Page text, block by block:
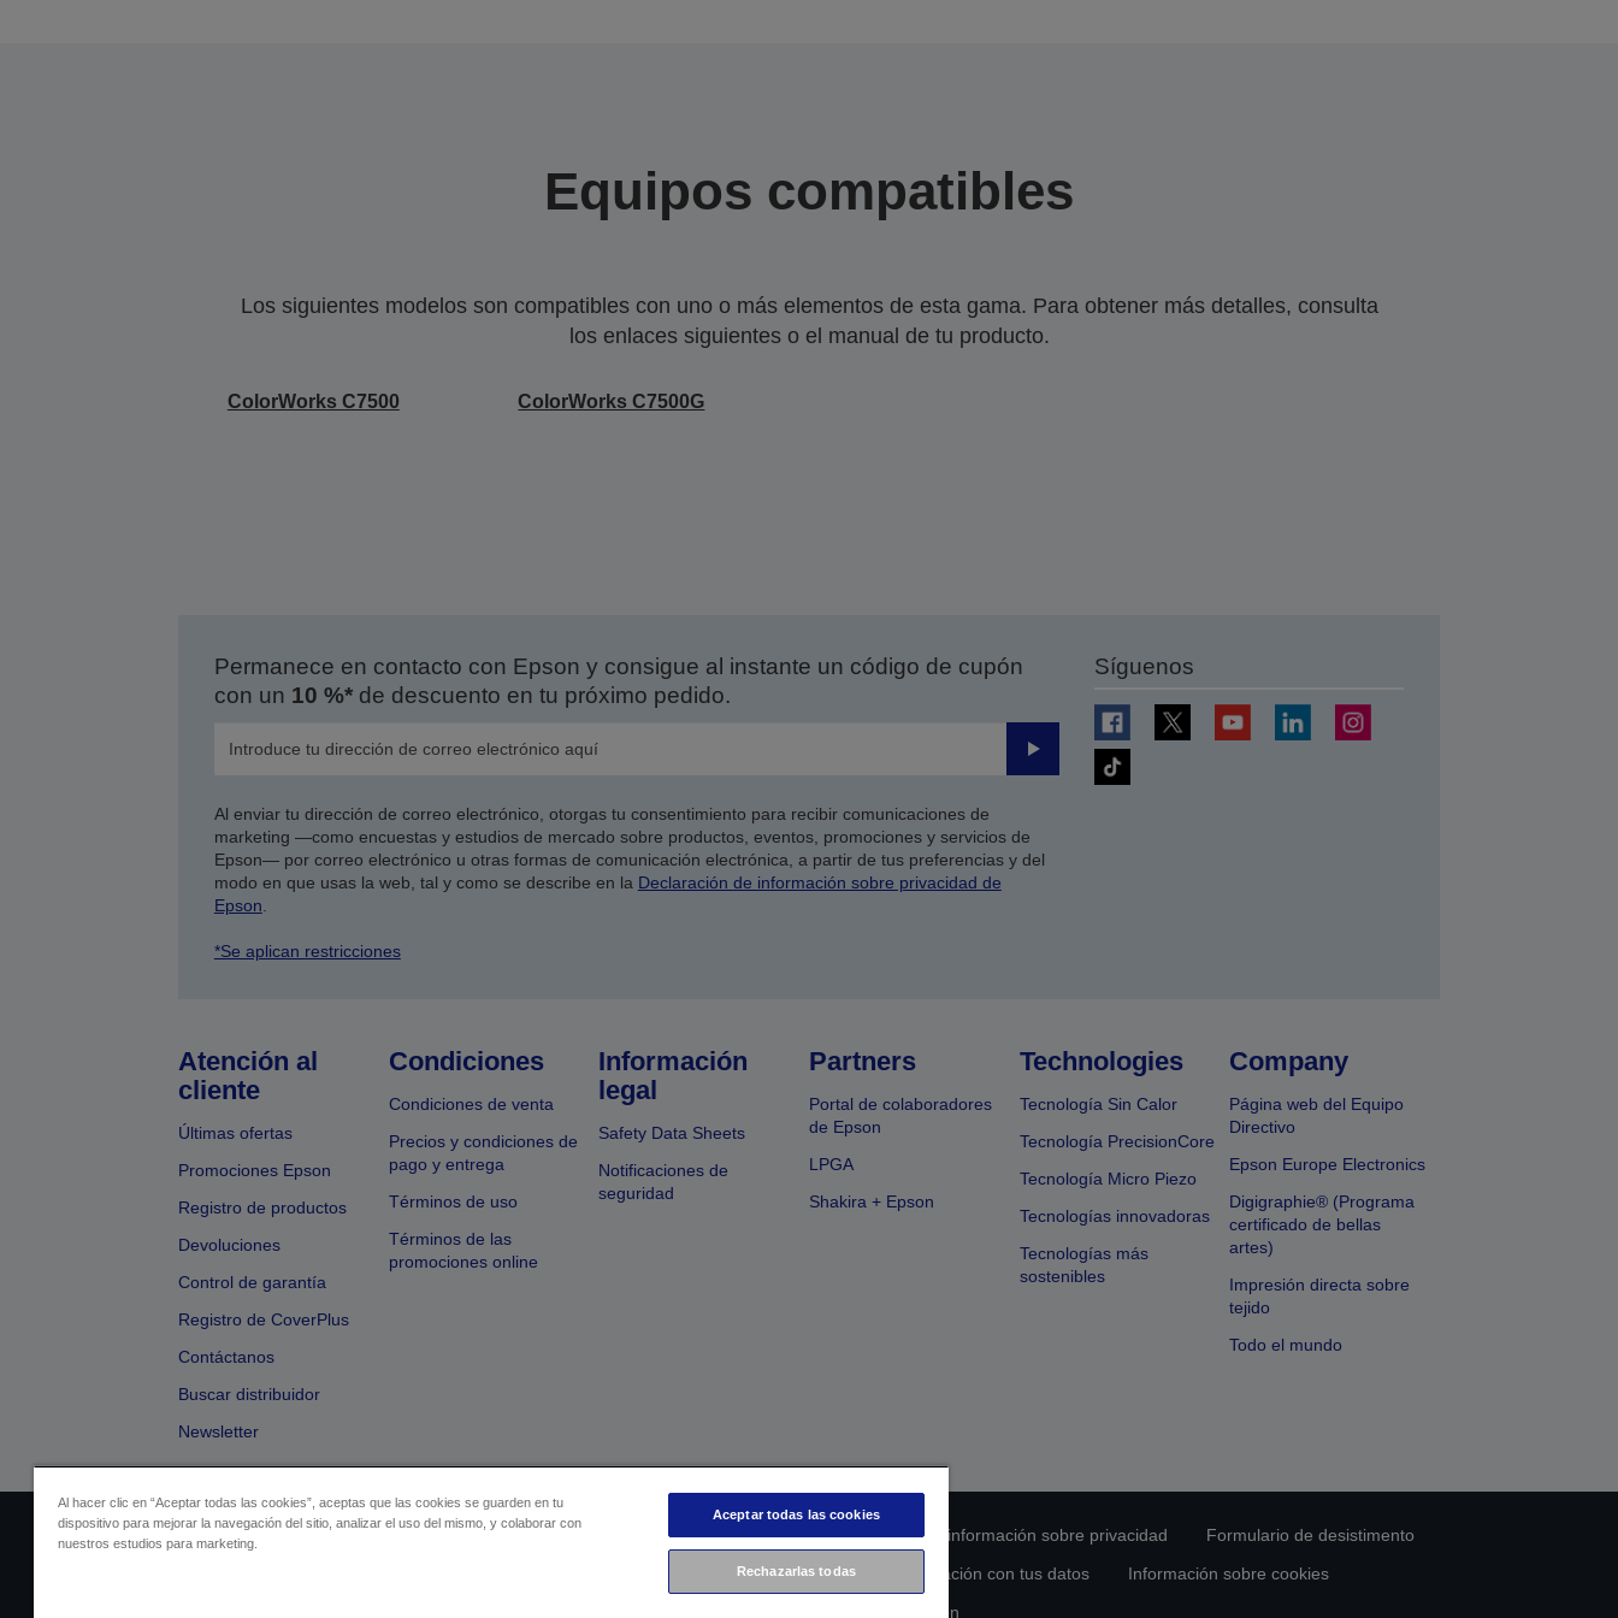
Equipos compatibles
Los siguientes modelos son compatibles con uno o más elementos de esta gama. Para obtener más detalles, consulta
los enlaces siguientes o el manual de tu producto.
ColorWorks C7500 ColorWorks C7500G
Permanece en contacto con Epson y consigue al instante un código de cupón
con un 10 %*de descuento en tu próximo pedido.
Enviar
Al enviar tu dirección de correo electrónico, otorgas tu consentimiento para recibir comunicaciones de
marketing —como encuestas y estudios de mercado sobre productos, eventos, promociones y servicios de
Epson— por correo electrónico u otras formas de comunicación electrónica, a partir de tus preferencias y del
modo en que usas la web, tal y como se describe en la Declaración de información sobre privacidad de
Epson
*Se aplican restricciones
Síguenos
Atención al
cliente
Últimas ofertas
Promociones Epson
Registro de productos
Devoluciones
Control de garantía
Registro de CoverPlus
Contáctanos
Buscar distribuidor
Newsletter
Condiciones
Condiciones de venta
Precios y condiciones de
pago y entrega
Términos de uso
Términos de las
promociones online
Información
legal
Safety Data Sheets
Notificaciones de
seguridad
Partners
Portal de colaboradores
de Epson
LPGA
Shakira + Epson
Technologies
Tecnología Sin Calor
Tecnología PrecisionCore
Tecnología Micro Piezo
Tecnologías innovadoras
Tecnologías más
sostenibles
Company
Página web del Equipo
Directivo
Epson Europe Electronics
Digigraphie® (Programa
certificado de bellas
artes)
Impresión directa sobre
tejido
Todo el mundo
Identificación del vendedor Identificación de cumplimiento de los productos Declaración de información sobre privacidad
Formulario de desistimento
Ponte en contacto con nosotros en relación con tus datos
Información sobre cookies
Compromiso de accesibilidad de Epson
Al hacer clic en “Aceptar todas las cookies”, aceptas que las cookies se guarden en tu
dispositivo para mejorar la navegación del sitio, analizar el uso del mismo, y colaborar con
nuestros estudios para marketing.
Aceptar todas las cookies
Rechazarlas todas